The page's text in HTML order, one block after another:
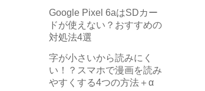
Google Pixel 6aはSDカー
ドが使えない？おすすめの
対処法4選
字が小さいから読みにく
い！？スマホで漫画を読み
やすくする4つの方法＋α